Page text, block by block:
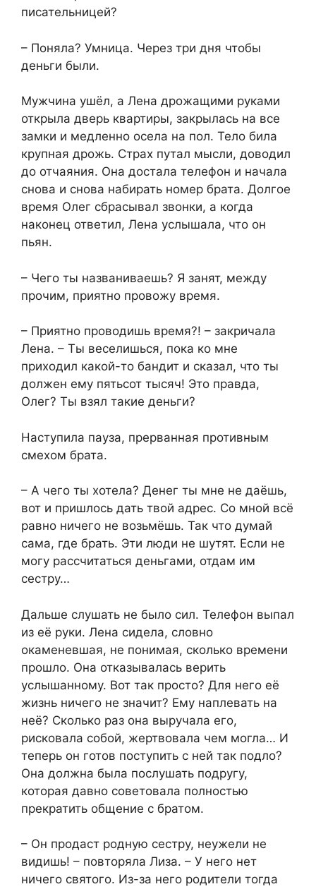
писательницей?
– Поняла? Умница. Через три дня чтобы
деньги были.
Мужчина ушёл, а Лена дрожащими руками
открыла дверь квартиры, закрылась на все
замки и медленно осела на пол. Тело била
крупная дрожь. Страх путал мысли, доводил
до отчаяния. Она достала телефон и начала
снова и снова набирать номер брата. Долгое
время Олег сбрасывал звонки, а когда
наконец ответил, Лена услышала, что он
пьян.
– Чего ты названиваешь? Я занят, между
прочим, приятно провожу время.
– Приятно проводишь время?! – закричала
Лена. – Ты веселишься, пока ко мне
приходил какой-то бандит и сказал, что ты
должен ему пятьсот тысяч! Это правда,
Олег? Ты взял такие деньги?
Наступила пауза, прерванная противным
смехом брата.
– А чего ты хотела? Денег ты мне не даёшь,
вот и пришлось дать твой адрес. Со мной всё
равно ничего не возьмёшь. Так что думай
сама, где брать. Эти люди не шутят. Если не
могу рассчитаться деньгами, отдам им
сестру…
Дальше слушать не было сил. Телефон выпал
из её руки. Лена сидела, словно
окаменевшая, не понимая, сколько времени
прошло. Она отказывалась верить
услышанному. Вот так просто? Для него её
жизнь ничего не значит? Ему наплевать на
неё? Сколько раз она выручала его,
рисковала собой, жертвовала чем могла… И
теперь он готов поступить с ней так подло?
Она должна была послушать подругу,
которая давно советовала полностью
прекратить общение с братом.
– Он продаст родную сестру, неужели не
видишь! – повторяла Лиза. – У него нет
ничего святого. Из-за него родители тогда